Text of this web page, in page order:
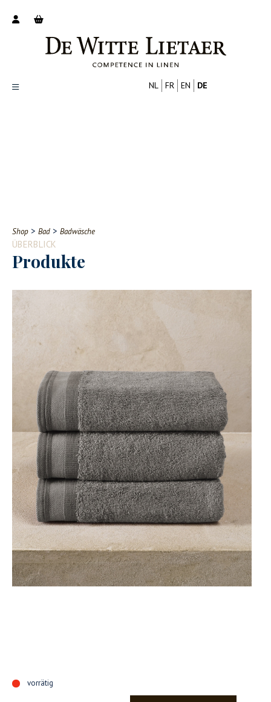
Contact
NL FR EN DE
Shop > Bad > Badwäsche
ÜBERBLICK
Produkte
vorrätig